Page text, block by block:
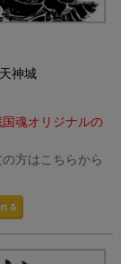
神城
国魂オリジナルの
方はこちらから